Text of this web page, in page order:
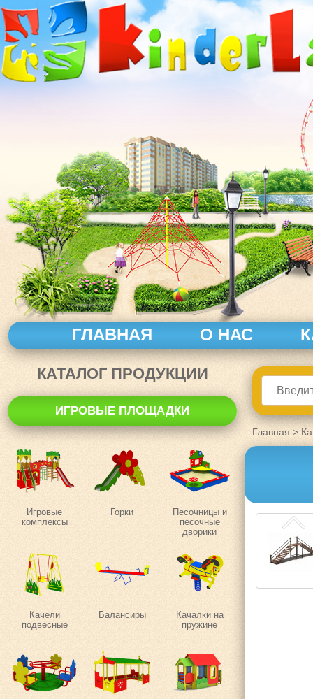
ГЛАВНАЯ О НАС
КАТАЛОГ ПРОДУКЦИИ
ИГРОВЫЕ ПЛОЩАДКИ
Игровые
комплексы
Горки
Песочницы и
песочные
дворики
Качели
подвесные
Балансиры
Качалки на
пружине
Главная >